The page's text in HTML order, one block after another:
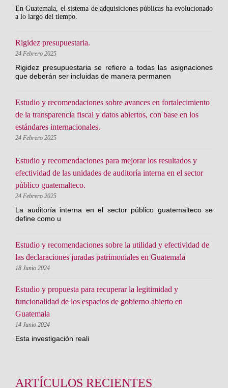
En Guatemala, el sistema de adquisiciones públicas ha evolucionado
a lo largo del tiempo.
Rigidez presupuestaria.
24 Febrero 2025
Rigidez presupuestaria se refiere a todas las asignaciones
que deberán ser incluidas de manera permanen
Estudio y recomendaciones sobre avances en fortalecimiento
de la transparencia fiscal y datos abiertos, con base en los
estándares internacionales.
24 Febrero 2025
Estudio y recomendaciones para mejorar los resultados y
efectividad de las unidades de auditoría interna en el sector
público guatemalteco.
24 Febrero 2025
La auditoría interna en el sector público guatemalteco se
define como u
Estudio y recomendaciones sobre la utilidad y efectividad de
las declaraciones juradas patrimoniales en Guatemala
18 Junio 2024
Estudio y propuesta para recuperar la legitimidad y
funcionalidad de los espacios de gobierno abierto en
Guatemala
14 Junio 2024
Esta investigación reali
ARTÍCULOS RECIENTES